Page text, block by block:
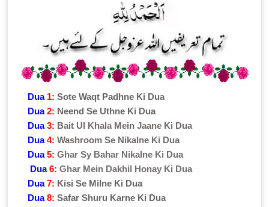
Dua 1: Sote Waqt Padhne Ki Dua
Dua 2: Neend Se Uthne Ki Dua
Dua 3: Bait Ul Khala Mein Jaane Ki Dua
Dua 4: Washroom Se Nikalne Ki Dua
Dua 5: Ghar Sy Bahar Nikalne Ki Dua
Dua 6: Ghar Mein Dakhil Honay Ki Dua
Dua 7: Kisi Se Milne Ki Dua
Dua 8: Safar Shuru Karne Ki Dua